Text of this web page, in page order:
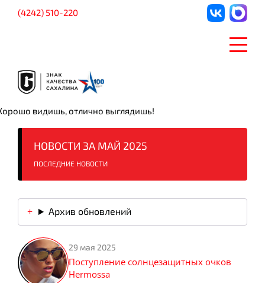
видишь, отлично выглядишь!
(4242) 510-220
НОВОСТИ ЗА МАЙ 2025
ПОСЛЕДНИЕ НОВОСТИ
Архив обновлений
29 мая 2025
Поступление солнцезащитных очков
Hermossa